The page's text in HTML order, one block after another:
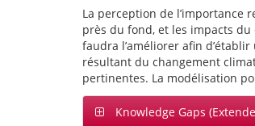
La perception de l’importance
près du fond, et les impacts du
faudra l’améliorer afin
résultant du changement
pertinentes. La modélisation
Knowledge Gaps